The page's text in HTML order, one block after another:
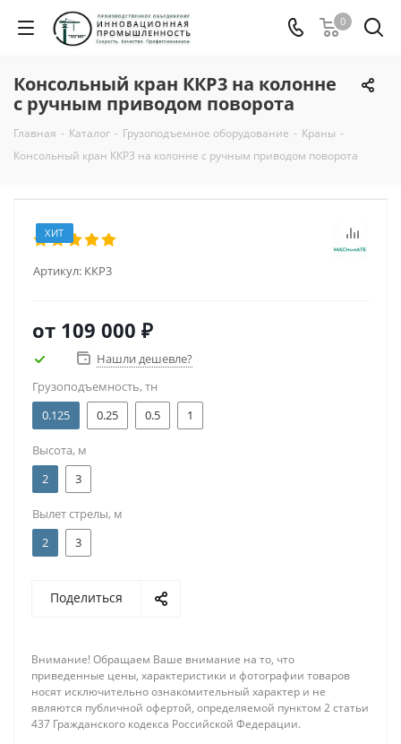
0
Консольный кран ККР3 на колонне
с ручным приводом поворота
Главная - Каталог - Грузоподъемное оборудование - Краны -
Консольный кран ККР3 на колонне с ручным приводом поворота
ХИТ
Артикул: ККР3
от 109 000 ₽
Нашли дешевле?
Грузоподъемность, тн
0.125
0.25 0.5 1
Высота, м
2
3
Вылет стрелы, м
2
3
Поделиться
Внимание! Обращаем Ваше внимание на то, что
приведенные цены, характеристики и фотографии товаров
носят исключительно ознакомительный характер и не
являются публичной офертой, определяемой пунктом 2 статьи
437 Гражданского кодекса Российской Федерации.